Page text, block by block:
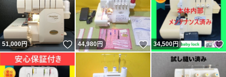
51,000円 いいね！
44,980円 いいね！
34,500円